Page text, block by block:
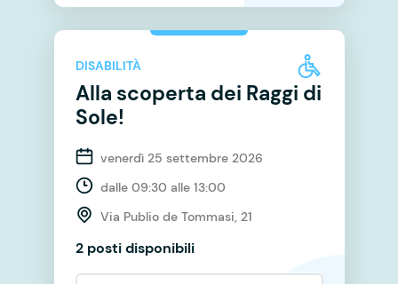
DISABILITÀ
Alla scoperta dei Raggi di
Sole!
venerdì 25 settembre 2026
dalle 09:30 alle 13:00
Via Publio de Tommasi, 21
2 posti disponibili